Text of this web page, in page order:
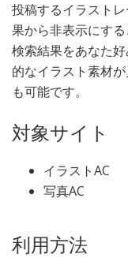
投稿するイラスト
果から非表示にする
検索結果をあなた
的なイラスト素材
も可能です。
対象サイト
イラストAC
写真AC
利用方法